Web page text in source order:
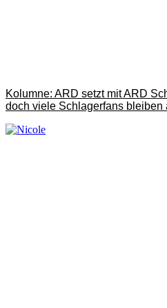
Kolumne: ARD setzt mit ARD
doch viele Schlagerfans bleiben